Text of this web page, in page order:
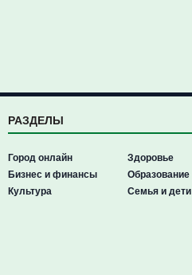
РАЗДЕЛЫ
Город онлайн
Бизнес и финансы
Культура
Здоровье
Образование
Семья и дети